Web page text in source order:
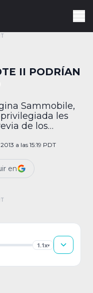
II PODRÍAN
Sammobile,
les
de los
operativo
a
a Samsung
a las 15:19 PDT
en
1.1x▾